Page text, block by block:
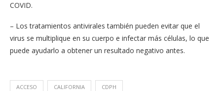
COVID.
– Los tratamientos antivirales también pueden evitar que el
virus se multiplique en su cuerpo e infectar más células, lo que
puede ayudarlo a obtener un resultado negativo antes.
ACCESO CALIFORNIA CDPH